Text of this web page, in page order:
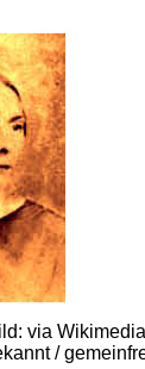
via Wikimedia
/